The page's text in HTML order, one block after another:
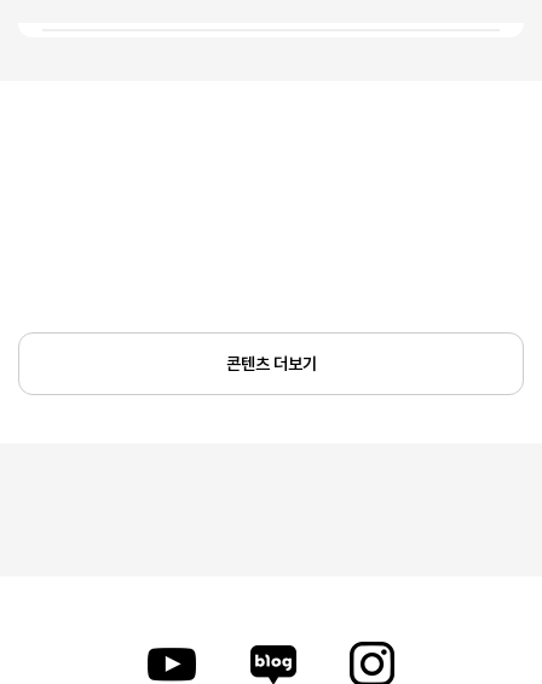
콘텐츠 더보기